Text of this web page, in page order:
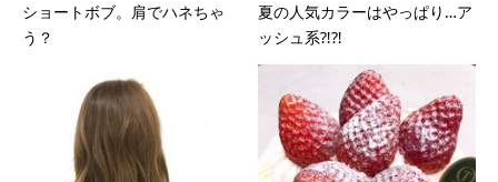
ショートボブ。肩でハネちゃ
う？
夏の人気カラーはやっぱり…ア
ッシュ系⁈⁈